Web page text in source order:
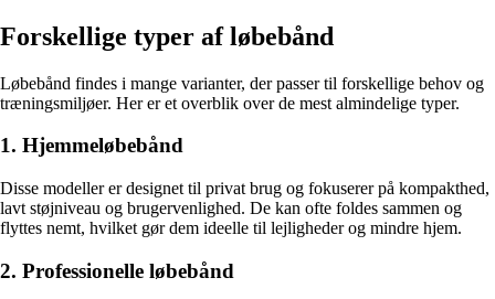
Forskellige typer af løbebånd
Løbebånd findes i mange varianter, der passer til forskellige behov og
træningsmiljøer. Her er et overblik over de mest almindelige typer.
1. Hjemmeløbebånd
Disse modeller er designet til privat brug og fokuserer på kompakthed,
lavt støjniveau og brugervenlighed. De kan ofte foldes sammen og
flyttes nemt, hvilket gør dem ideelle til lejligheder og mindre hjem.
2. Professionelle løbebånd